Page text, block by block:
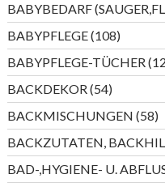
BABYBEDARF
BABYPFLEGE 108108
BABYPFLEGE-TÜCHER 12
BACKDEKOR 5454
Produkte
BACKMISCHUNGEN 5858
BACKZUTATEN,
BAD-,HYGIENE- U.